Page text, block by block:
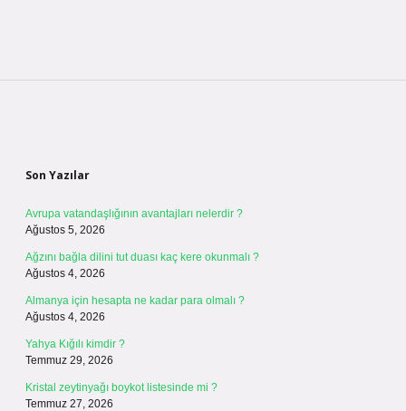
Son Yazılar
Avrupa vatandaşlığının avantajları nelerdir ?
Ağustos 5, 2026
Ağzını bağla dilini tut duası kaç kere okunmalı ?
Ağustos 4, 2026
Almanya için hesapta ne kadar para olmalı ?
Ağustos 4, 2026
Yahya Kığılı kimdir ?
Temmuz 29, 2026
Kristal zeytinyağı boykot listesinde mi ?
Temmuz 27, 2026